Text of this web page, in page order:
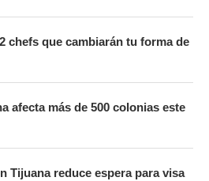
chefs que cambiarán tu forma de
afecta más de 500 colonias este
Tijuana reduce espera para visa